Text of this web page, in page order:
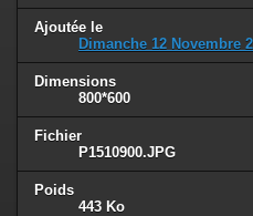
Ajoutée le
Dimanche 12 Novembre
Dimensions
800*600
Fichier
P1510900.JPG
Poids
443 Ko